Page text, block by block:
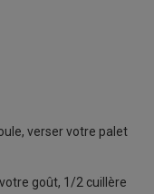
verser votre palet
goût, 1/2 cuillère